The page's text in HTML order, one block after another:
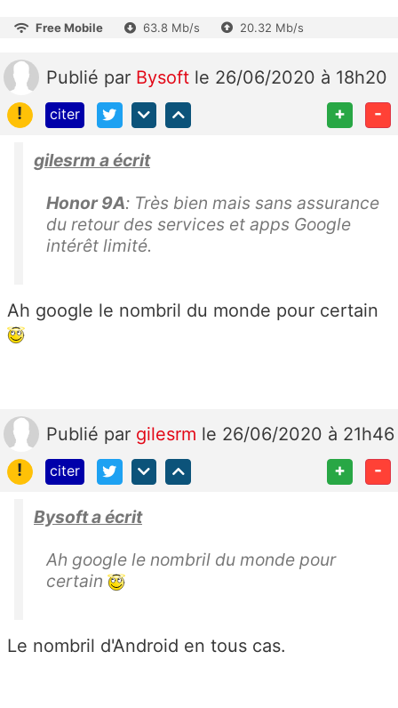
Free Mobile 63.8 Mb/s 20.32 Mb/s
Publié par Bysoft le 26/06/2020 à 18h20
!
citer + -
gilesrm a écrit
Honor 9A: Très bien mais sans assurance
du retour des services et apps Google
intérêt limité.
Ah google le nombril du monde pour certain
Publié par gilesrm le 26/06/2020 à 21h46
!
citer + -
Bysoft a écrit
Ah google le nombril du monde pour
certain
Le nombril d'Android en tous cas.